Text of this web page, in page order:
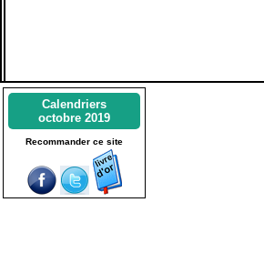
Calendriers
octobre 2019
Recommander ce site